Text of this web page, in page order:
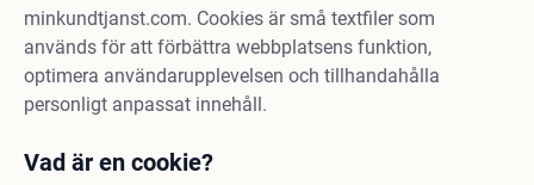
minkundtjanst.com. Cookies är små textfiler som
används för att förbättra webbplatsens funktion,
optimera användarupplevelsen och tillhandahålla
personligt anpassat innehåll.
Vad är en cookie?